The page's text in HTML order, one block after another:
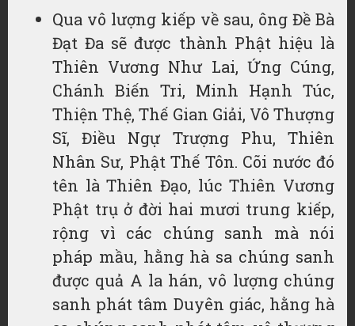
Qua vô lượng kiếp về sau, ông Đề Bà
Đạt Đa sẽ được thành Phật hiệu là
Thiên Vương Như Lai, Ứng Cúng,
Chánh Biến Tri, Minh Hạnh Túc,
Thiện Thệ, Thế Gian Giải, Vô Thượng
Sĩ, Điều Ngự Trượng Phu, Thiên
Nhân Sư, Phật Thế Tôn. Cõi nước đó
tên là Thiên Đạo, lúc Thiên Vương
Phật trụ ở đời hai mươi trung kiếp,
rộng vì các chúng sanh mà nói
pháp mầu, hằng hà sa chúng sanh
được quả A la hán, vô lượng chúng
sanh phát tâm Duyên giác, hằng hà